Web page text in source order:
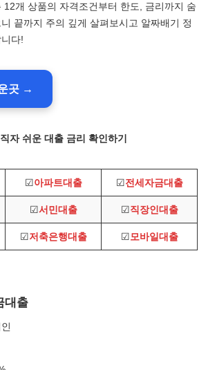
12개 상품의 자격조건부터 한도, 금리까지 숨
끝까지 주의 깊게 살펴보시고 알짜배기 정
다!
곳 →
자 쉬운 대출 금리 확인하기
☑아파트대출 ☑전세자금대출
☑서민대출 ☑직장인대출
☑저축은행대출 ☑모바일대출
대출